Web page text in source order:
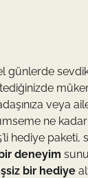
günlerde
veya
ne
hediye paketi,
deneyim
bir hediye